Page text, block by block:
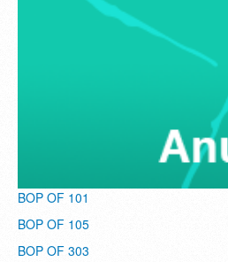
BOP OF 101
BOP OF 105
BOP OF 303